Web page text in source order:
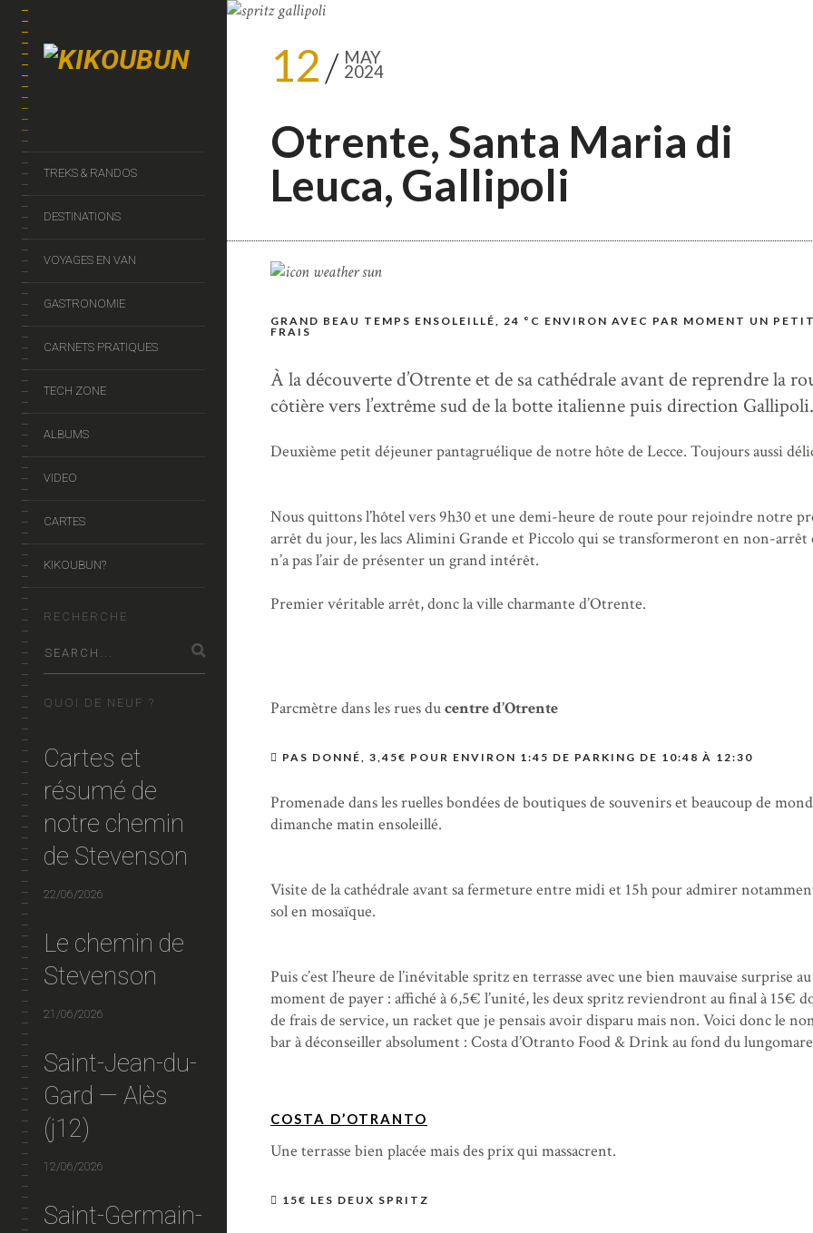
TREKS & RANDOS
DESTINATIONS
VOYAGES EN VAN
GASTRONOMIE
CARNETS PRATIQUES
TECH ZONE
ALBUMS
VIDEO
CARTES
KIKOUBUN?
RECHERCHE
QUOI DE NEUF ?
Cartes et
résumé de
notre chemin
de Stevenson
22/06/2026
Le chemin de
Stevenson
21/06/2026
Saint-Jean-du-
Gard — Alès
(j12)
12/06/2026
Saint-Germain-
12 MAY
2024
Otrente, Santa Maria di
Leuca, Gallipoli
GRAND BEAU TEMPS ENSOLEILLÉ, 24 °C ENVIRON AVEC PAR MOMENT UN
FRAIS
À la découverte d’Otrente et de sa cathédrale avant de reprendre la
côtière vers l’extrême sud de la botte italienne puis direction Gallipoli.
Deuxième petit déjeuner pantagruélique de notre hôte de Lecce. Toujours aussi
Nous quittons l’hôtel vers 9h30 et une demi-heure de route pour rejoindre notre
arrêt du jour, les lacs Alimini Grande et Piccolo qui se transformeront en non-arrêt
n’a pas l’air de présenter un grand intérêt.
Premier véritable arrêt, donc la ville charmante d’Otrente.
Parcmètre dans les rues ducentre d’Otrente
PAS DONNÉ, 3,45€ POUR ENVIRON 1:45 DE PARKING DE 10:48 À 12:30
Promenade dans les ruelles bondées de boutiques de souvenirs et beaucoup de
dimanche matin ensoleillé.
Visite de la cathédrale avant sa fermeture entre midi et 15h pour admirer
sol en mosaïque.
Puis c’est l’heure de l’inévitable spritz en terrasse avec une bien mauvaise surprise au
moment de payer : affiché à 6,5€ l’unité, les deux spritz reviendront au final à 15€
de frais de service, un racket que je pensais avoir disparu mais non. Voici donc le
bar à déconseiller absolument : Costa d’Otranto Food & Drink au fond du
COSTA D’OTRANTO
Une terrasse bien placée mais des prix qui massacrent.
15€ LES DEUX SPRITZ